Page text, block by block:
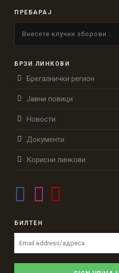
ПРЕБАРАЈ
БРЗИ ЛИНКОВИ
Брегалнички регион
Јавни повици
Новости
Документи
Корисни линкови
БИЛТЕН